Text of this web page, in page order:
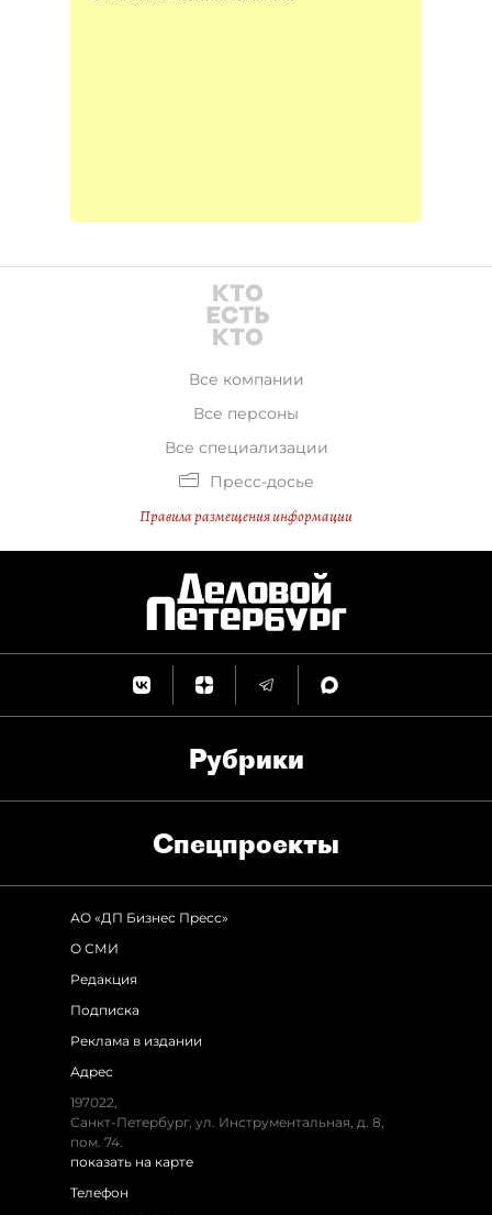
Все компании
Все персоны
Все специализации
Пресс-досье
Правила размещения информации
Рубрики
Спец­проекты
АО «ДП Бизнес Пресс»
О СМИ
Редакция
Подписка
Реклама в издании
Адрес
197022,
Санкт-Петербург, ул. Инструментальная, д. 8,
пом. 74.
показать на карте
Телефон